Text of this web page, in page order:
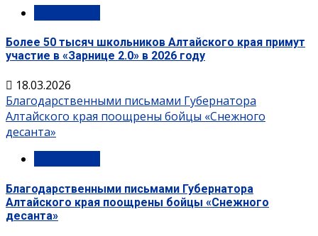
Более 50 тысяч школьников Алтайского края примут
участие в «Зарнице 2.0» в 2026 году
18.03.2026
Благодарственными письмами Губернатора
Алтайского края поощрены бойцы «Снежного
десанта»
Благодарственными письмами Губернатора
Алтайского края поощрены бойцы «Снежного
десанта»